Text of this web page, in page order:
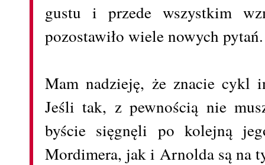
gustu i przede wszystkim
pozostawiło wiele nowych
Mam nadzieję, że znacie cykl
Jeśli tak, z pewnością nie
byście sięgnęli po kolejną
Mordimera, jak i Arnolda są na